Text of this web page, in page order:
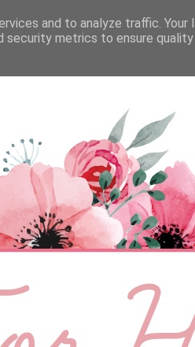
BABA SZEMÉLYES VIDEÓ
and to analyze traffic. Your
security metrics to ensure